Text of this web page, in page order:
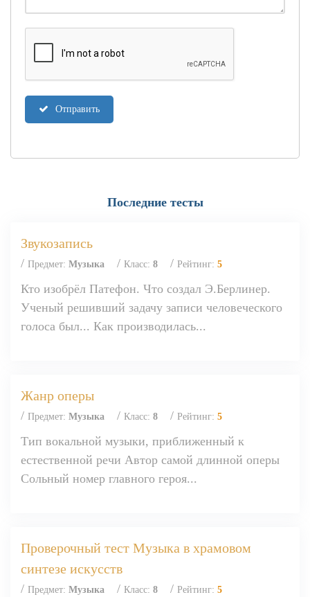
Отправить
Последние тесты
Звукозапись
/ Предмет: Музыка / Класс: 8 / Рейтинг: 5
Кто изобрёл Патефон. Что создал Э.Берлинер.
Ученый решивший задачу записи человеческого
голоса был... Как производилась...
Жанр оперы
/ Предмет: Музыка / Класс: 8 / Рейтинг: 5
Тип вокальной музыки, приближенный к
естественной речи Автор самой длинной оперы
Сольный номер главного героя...
Проверочный тест Музыка в храмовом
синтезе искусств
/ Предмет: Музыка / Класс: 8 / Рейтинг: 5